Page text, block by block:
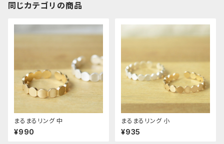
同じカテゴリの商品
まるまるリング 中
¥990
まるまるリング 小
¥935